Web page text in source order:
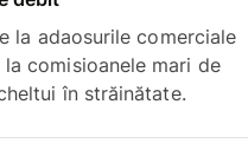
la adaosurile comerciale
comisioanele mari de
în străinătate.